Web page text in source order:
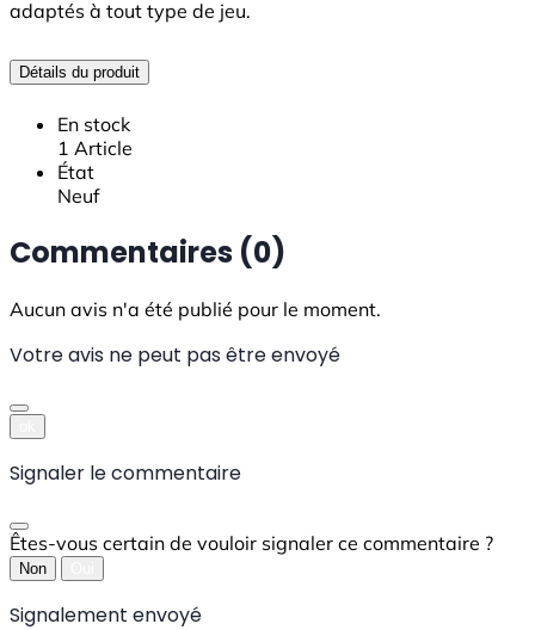
adaptés à tout type de jeu.
Détails du produit
En stock
1 Article
État
Neuf
Commentaires (0)
Aucun avis n'a été publié pour le moment.
Votre avis ne peut pas être envoyé
Signaler le commentaire
Êtes-vous certain de vouloir signaler ce commentaire ?
Non
Signalement envoyé